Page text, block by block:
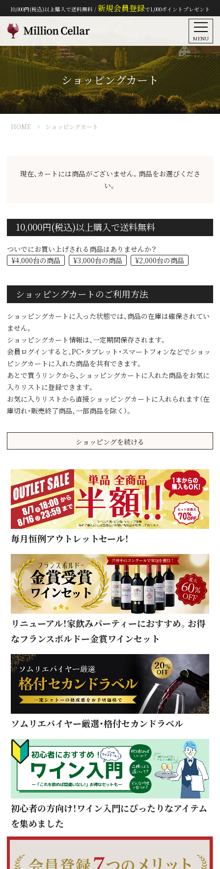
10,000円(税込)以上購入で送料無料 / 新規会員登録で1,000ポイントプレゼント
MENU
ショッピングカート
HOME ショッピングカート
現在、カートには商品がございません。商品をお選びくださ
い。
10,000円(税込)以上購入で送料無料
ついでにお買い上げされる商品はありませんか？
¥4,000台の商品
¥3,000台の商品 ¥2,000台の商品
ショッピングカートのご利用方法
ショッピングカートに入った状態では、商品の在庫は確保されてい
ません。
ショッピングカート情報は、一定期間保存されます。
会員ログインすると、PC・タブレット・スマートフォンなどでショッ
ピングカートに入れた商品を共有できます。
あとで買うリンクから、ショッピングカートに入れた商品をお気に
入りリストに登録できます。
お気に入りリストから直接ショッピングカートに入れられます（在
庫切れ・販売終了商品、一部商品を除く）。
ショッピングを続ける
毎月恒例アウトレットセール！
リニューアル！家飲みパーティーにおすすめ。お得
なフランスボルドー金賞ワインセット
ソムリエバイヤー厳選・格付セカンドラベル
初心者の方向け！ワイン入門にぴったりなアイテム
を集めました